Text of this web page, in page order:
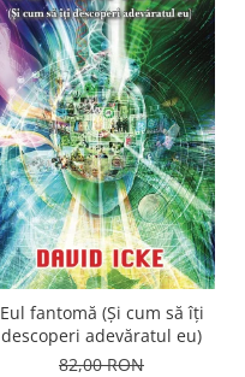
Eul fantomă (Și cum să îți
descoperi adevăratul eu)
82,00 RON